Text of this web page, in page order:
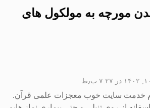
مورچه به مولکول های
خدمت سایت خوب معجزات علمی قرآن.